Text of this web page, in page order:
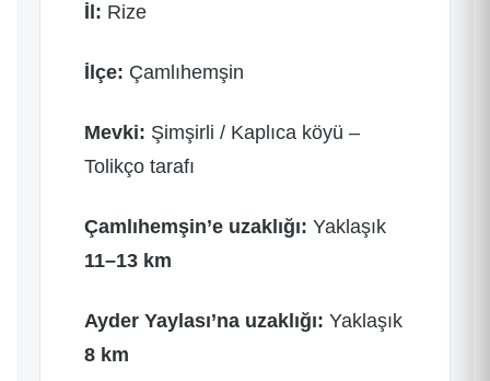
İl: Rize
İlçe: Çamlıhemşin
Mevki: Şimşirli / Kaplıca köyü –
Tolikço tarafı
Çamlıhemşin’e uzaklığı: Yaklaşık
11–13 km
Ayder Yaylası’na uzaklığı: Yaklaşık
8 km